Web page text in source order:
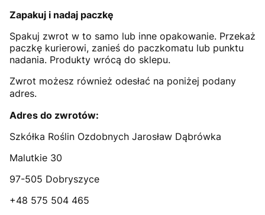
Zapakuj i nadaj paczkę
Spakuj zwrot w to samo lub inne opakowanie. Przekaż
paczkę kurierowi, zanieś do paczkomatu lub punktu
nadania. Produkty wrócą do sklepu.
Zwrot możesz również odesłać na poniżej podany
adres.
Adres do zwrotów:
Szkółka Roślin Ozdobnych Jarosław Dąbrówka
Malutkie 30
97-505 Dobryszyce
+48 575 504 465